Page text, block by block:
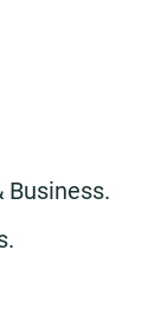
Business.